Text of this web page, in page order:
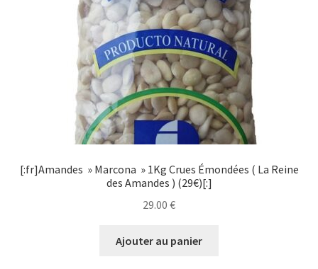
[:fr]Amandes » Marcona » 1Kg Crues Émondées ( La Reine
des Amandes ) (29€)[:]
29.00 €
Ajouter au panier